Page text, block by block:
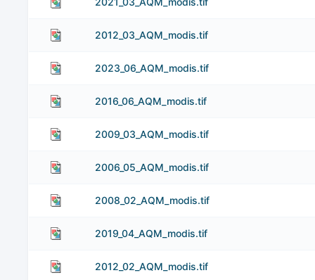
2012_03_AQM_modis.tif
2023_06_AQM_modis.tif
2016_06_AQM_modis.tif
2009_03_AQM_modis.tif
2006_05_AQM_modis.tif
2008_02_AQM_modis.tif
2019_04_AQM_modis.tif
2012_02_AQM_modis.tif